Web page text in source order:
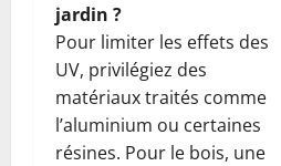
jardin ?
Pour limiter les effets des
UV, privilégiez des
matériaux traités comme
l’aluminium ou certaines
résines. Pour le bois, une